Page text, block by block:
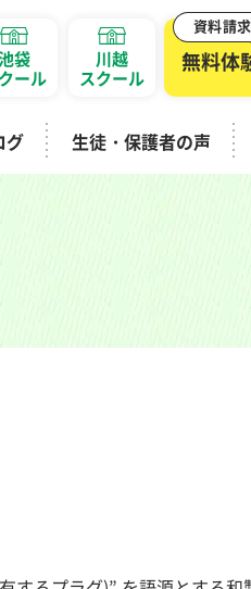
袋
ール
川越
スクール
資料請
無料体
グ 生徒・保護者の声